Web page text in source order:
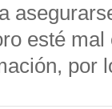
esté
por